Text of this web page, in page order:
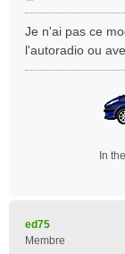
e
s
Je n'ai pas ce
l'autoradio ou
In
ed75
Membre